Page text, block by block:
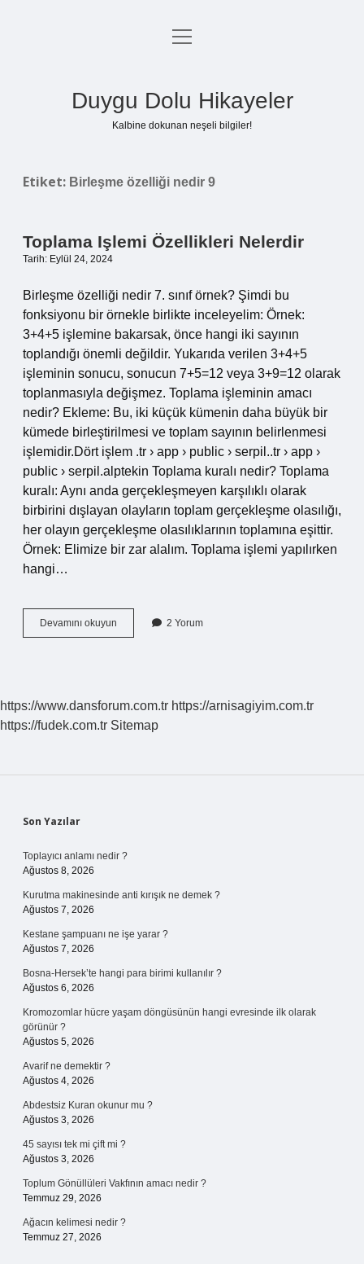
Anasayfa
menüyü
Duygu Dolu Hikayeler
Kalbine dokunan neşeli bilgiler!
Etiket: Birleşme özelliği nedir 9
Toplama Işlemi Özellikleri Nelerdir
Tarih: Eylül 24, 2024
Birleşme özelliği nedir 7. sınıf örnek? Şimdi bu
fonksiyonu bir örnekle birlikte inceleyelim: Örnek:
3+4+5 işlemine bakarsak, önce hangi iki sayının
toplandığı önemli değildir. Yukarıda verilen 3+4+5
işleminin sonucu, sonucun 7+5=12 veya 3+9=12 olarak
toplanmasıyla değişmez. Toplama işleminin amacı
nedir? Ekleme: Bu, iki küçük kümenin daha büyük bir
kümede birleştirilmesi ve toplam sayının belirlenmesi
işlemidir.Dört işlem .tr › app › public › serpil..tr › app ›
public › serpil.alptekin Toplama kuralı nedir? Toplama
kuralı: Aynı anda gerçekleşmeyen karşılıklı olarak
birbirini dışlayan olayların toplam gerçekleşme olasılığı,
her olayın gerçekleşme olasılıklarının toplamına eşittir.
Örnek: Elimize bir zar alalım. Toplama işlemi yapılırken
hangi…
Devamını okuyun Toplama
Işlemi
2 Yorum
https://www.dansforum.com.tr https://arnisagiyim.com.tr
https://fudek.com.tr Sitemap
Sidebar
Son Yazılar
Toplayıcı anlamı nedir ?
Ağustos 8, 2026
Kurutma makinesinde anti kırışık ne demek ?
Ağustos 7, 2026
Kestane şampuanı ne işe yarar ?
Ağustos 7, 2026
Bosna-Hersek’te hangi para birimi kullanılır ?
Ağustos 6, 2026
Kromozomlar hücre yaşam döngüsünün hangi evresinde ilk olarak
görünür ?
Ağustos 5, 2026
Avarif ne demektir ?
Ağustos 4, 2026
Abdestsiz Kuran okunur mu ?
Ağustos 3, 2026
45 sayısı tek mi çift mi ?
Ağustos 3, 2026
Toplum Gönüllüleri Vakfının amacı nedir ?
Temmuz 29, 2026
Ağacın kelimesi nedir ?
Temmuz 27, 2026